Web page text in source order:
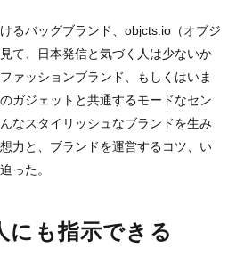
るバッグブランド、objcts.io（オブジ
て、日本発信と気づく人は少ないか
ァッションブランド、もしくはいま
ガジェットと共通するモードなセン
なスタイリッシュなブランドを生み
力と、ブランドを運営するコツ、い
った。
にも指示できる